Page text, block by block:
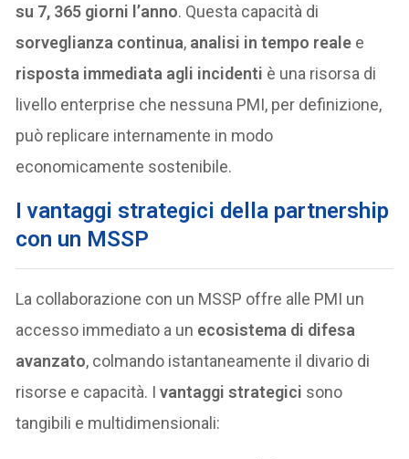
su 7, 365 giorni l’anno. Questa capacità di
sorveglianza continua, analisi in tempo reale e
risposta immediata agli incidenti è una risorsa di
livello enterprise che nessuna PMI, per definizione,
può replicare internamente in modo
economicamente sostenibile.
I vantaggi strategici della partnership
con un MSSP
La collaborazione con un MSSP offre alle PMI un
accesso immediato a un ecosistema di difesa
avanzato, colmando istantaneamente il divario di
risorse e capacità. Ivantaggi strategici sono
tangibili e multidimensionali: